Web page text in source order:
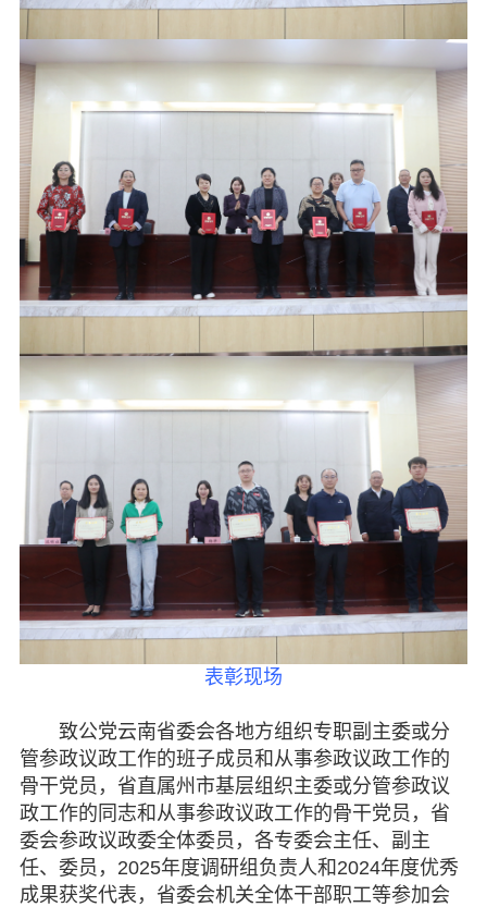
表彰现场
致公党云南省委会各地方组织专职副主委或分
管参政议政工作的班子成员和从事参政议政工作的
骨干党员，省直属州市基层组织主委或分管参政议
政工作的同志和从事参政议政工作的骨干党员，省
委会参政议政委全体委员，各专委会主任、副主
任、委员，2025年度调研组负责人和2024年度优秀
成果获奖代表，省委会机关全体干部职工等参加会